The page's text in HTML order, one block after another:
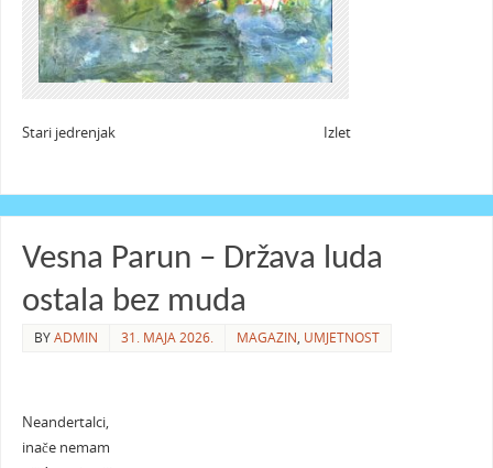
Stari jedrenjak Izlet
Vesna Parun – Država luda
ostala bez muda
BYADMIN 31. MAJA 2026. MAGAZIN, UMJETNOST
Neandertalci,
inače nemam